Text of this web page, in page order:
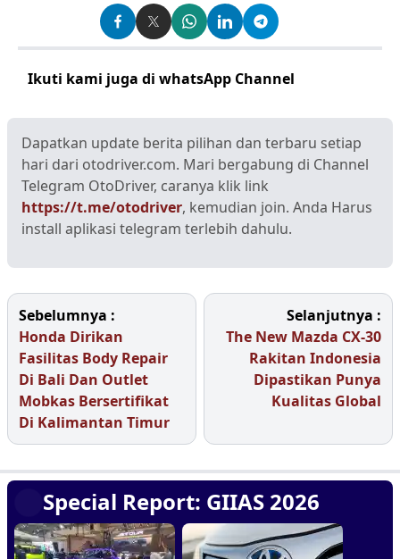
Ikuti kami juga di whatsApp Channel
Dapatkan update berita pilihan dan terbaru setiap
hari dari otodriver.com. Mari bergabung di Channel
Telegram OtoDriver, caranya klik link
https://t.me/otodriver, kemudian join. Anda Harus
install aplikasi telegram terlebih dahulu.
Sebelumnya :
Honda Dirikan
Fasilitas Body Repair
Di Bali Dan Outlet
Mobkas Bersertifikat
Di Kalimantan Timur
Selanjutnya :
The New Mazda CX-30
Rakitan Indonesia
Dipastikan Punya
Kualitas Global
Special Report: GIIAS 2026